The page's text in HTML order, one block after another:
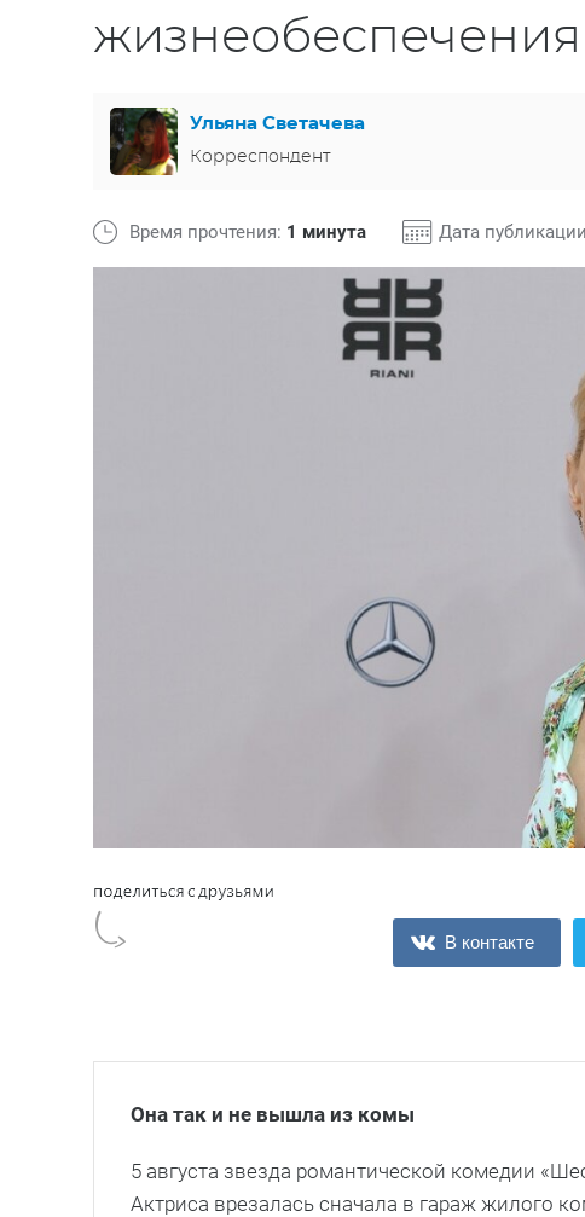
жизнеобеспечения
Ульяна Светачева
Корреспондент
Время прочтения: 1 минута Дата
В контакте
Она так и не вышла из комы
5 августа звезда романтической комедии
Актриса врезалась сначала в гараж жилого